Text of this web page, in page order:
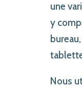
une
y
Nous